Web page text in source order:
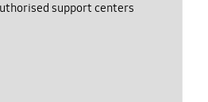
support centers